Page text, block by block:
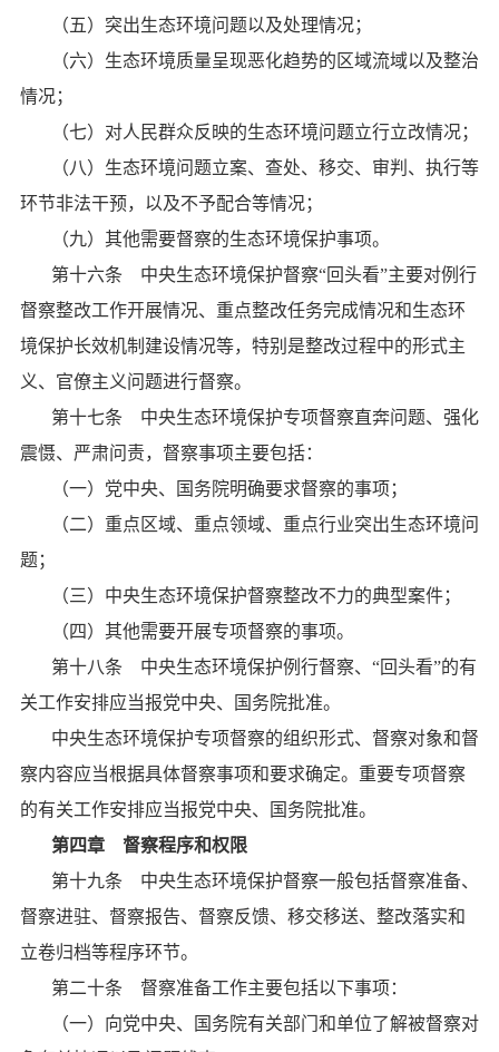
（五）突出生态环境问题以及处理情况；
（六）生态环境质量呈现恶化趋势的区域流域以及整治
情况；
（七）对人民群众反映的生态环境问题立行立改情况；
（八）生态环境问题立案、查处、移交、审判、执行等
环节非法干预，以及不予配合等情况；
（九）其他需要督察的生态环境保护事项。
第十六条 中央生态环境保护督察“回头看”主要对例行
督察整改工作开展情况、重点整改任务完成情况和生态环
境保护长效机制建设情况等，特别是整改过程中的形式主
义、官僚主义问题进行督察。
第十七条 中央生态环境保护专项督察直奔问题、强化
震慑、严肃问责，督察事项主要包括：
（一）党中央、国务院明确要求督察的事项；
（二）重点区域、重点领域、重点行业突出生态环境问
题；
（三）中央生态环境保护督察整改不力的典型案件；
（四）其他需要开展专项督察的事项。
第十八条 中央生态环境保护例行督察、 “回头看”的有
关工作安排应当报党中央、国务院批准。
中央生态环境保护专项督察的组织形式、督察对象和督
察内容应当根据具体督察事项和要求确定。重要专项督察
的有关工作安排应当报党中央、国务院批准。
第四章 督察程序和权限
第十九条 中央生态环境保护督察一般包括督察准备、
督察进驻、督察报告、督察反馈、移交移送、整改落实和
立卷归档等程序环节。
第二十条 督察准备工作主要包括以下事项：
（一）向党中央、国务院有关部门和单位了解被督察对